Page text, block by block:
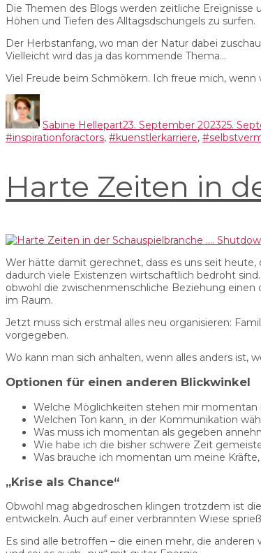
Die Themen des Blogs werden zeitliche
Höhen und Tiefen des Alltagsdschungels zu surfen.
Der Herbstanfang, wo man der Natur dabei
Vielleicht wird das ja das kommende Thema…
Viel Freude beim Schmökern. Ich freue mich, wenn
Autor
Sabine Hellepart23. September 202325.
#inspirationforactors, #kuenstlerkarriere,
Harte Zeiten in
Wer hätte damit gerechnet, dass es uns seit heute,
dadurch viele Existenzen wirtschaftlich bedroht
obwohl die zwischenmenschliche Beziehung
im Raum.
Jetzt muss sich erstmal alles neu organisieren:
vorgegeben.
Wo kann man sich anhalten, wenn alles anders ist,
Optionen für einen anderen Blickwinkel
Welche Möglichkeiten stehen mir momentan
Welchen Ton kann in der Kommunikation
Was muss ich momentan als gegeben
Wie habe ich die bisher schwere Zeit
Was brauche ich momentan um meine
„Krise als Chance“
Obwohl mag abgedroschen klingen trotzdem ist
entwickeln. Auch auf einer verbrannten Wiese
Es sind alle betroffen – die einen mehr, die